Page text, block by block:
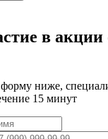
в акции
ниже,
15 минут